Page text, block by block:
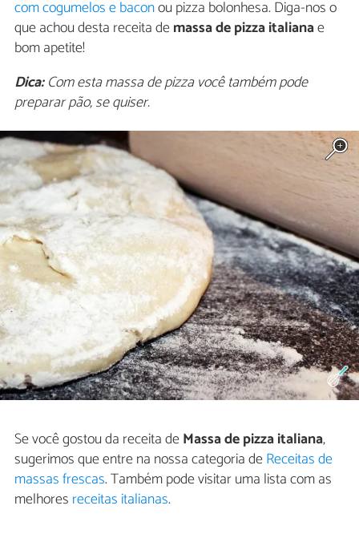
com cogumelos e baconou pizza bolonhesa. Diga-nos o
que achou desta receita demassa de pizza italianae
bom apetite!
Dica:Com esta massa de pizza você também pode
preparar pão, se quiser.
Se você gostou da receita deMassa de pizza italiana,
sugerimos que entre na nossa categoria deReceitas de
massas frescas. Também pode visitar uma lista com as
melhores receitas italianas.